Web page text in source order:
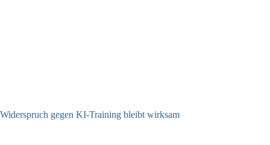
Widerspruch gegen KI-Training bleibt wirksam